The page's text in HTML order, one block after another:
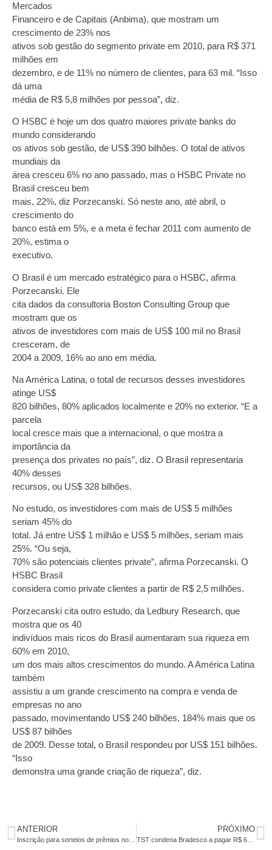
Mercados
Financeiro e de Capitais (Anbima), que mostram um
crescimento de 23% nos
ativos sob gestão do segmento private em 2010, para R$ 371
milhões em
dezembro, e de 11% no número de clientes, para 63 mil. “Isso
dá uma
média de R$ 5,8 milhões por pessoa”, diz.
O HSBC é hoje um dos quatro maiores private banks do
mundo considerando
os ativos sob gestão, de US$ 390 bilhões. O total de ativos
mundiais da
área cresceu 6% no ano passado, mas o HSBC Private no
Brasil cresceu bem
mais, 22%, diz Porzecanski. Só neste ano, até abril, o
crescimento do
banco está em 5%, e a meta é fechar 2011 com aumento de
20%, estima o
executivo.
O Brasil é um mercado estratégico para o HSBC, afirma
Porzecanski. Ele
cita dados da consultoria Boston Consulting Group que
mostram que os
ativos de investidores com mais de US$ 100 mil no Brasil
cresceram, de
2004 a 2009, 16% ao ano em média.
Na América Latina, o total de recursos desses investidores
atinge US$
820 bilhões, 80% aplicados localmente e 20% no exterior. “E a
parcela
local cresce mais que a internacional, o que mostra a
importância da
presença dos privates no país”, diz. O Brasil representaria
40% desses
recursos, ou US$ 328 bilhões.
No estudo, os investidores com mais de US$ 5 milhões
seriam 45% do
total. Já entre US$ 1 milhão e US$ 5 milhões, seriam mais
25%. “Ou seja,
70% são potenciais clientes private”, afirma Porzecanski. O
HSBC Brasil
considera como private clientes a partir de R$ 2,5 milhões.
Porzecanski cita outro estudo, da Ledbury Research, que
mostra que os 40
indivíduos mais ricos do Brasil aumentaram sua riqueza em
60% em 2010,
um dos mais altos crescimentos do mundo. A América Latina
também
assistiu a um grande crescimento na compra e venda de
empresas no ano
passado, movimentando US$ 240 bilhões, 184% mais que os
US$ 87 bilhões
de 2009. Desse total, o Brasil respondeu por US$ 151 bilhões.
“Isso
demonstra uma grande criação de riqueza”, diz.
ANTERIOR PRÓXIMO
TST condena Bradesco a pagar R$ 60 mil a bancário por transporte de valores